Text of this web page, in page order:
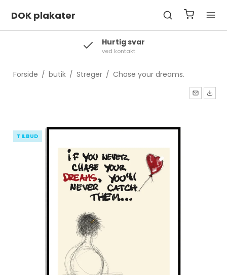
DOK plakater
Hurtig svar
ved kontakt
Forside / butik / Streger / Chase your dreams.
TILBUD